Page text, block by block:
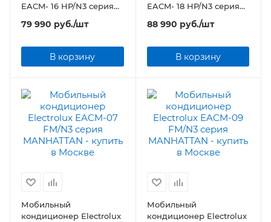
EACM- 16 HP/N3 серия
COOL POWER
79 990 руб./шт
В корзину
EACM- 18 HP/N3 серия
COOL POWER
88 990 руб./шт
В корзину
Мобильный
кондиционер Electrolux
Мобильный
кондиционер Electrolux